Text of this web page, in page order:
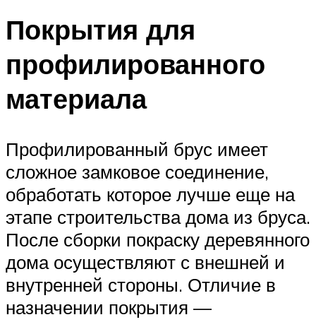
Покрытия для
профилированного
материала
Профилированный брус имеет
сложное замковое соединение,
обработать которое лучше еще на
этапе строительства дома из бруса.
После сборки покраску деревянного
дома осуществляют с внешней и
внутренней стороны. Отличие в
назначении покрытия —